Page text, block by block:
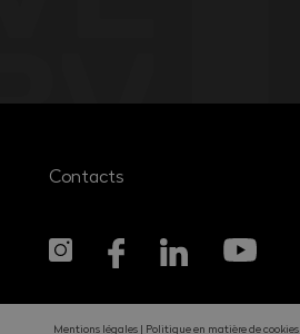
Contacts
Mentions légales Politique en matière de cookies